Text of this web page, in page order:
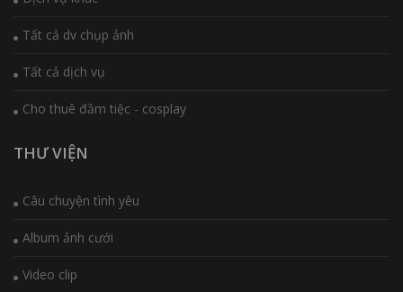
Tất cả dv chụp ảnh
Tất cả dịch vụ
Cho thuê đầm tiệc - cosplay
THƯ VIỆN
Câu chuyện tình yêu
Album ảnh cưới
Video clip